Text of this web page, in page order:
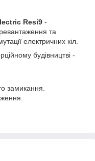
Resi9 -
та
електричних кіл.
будівництві -
замикання.